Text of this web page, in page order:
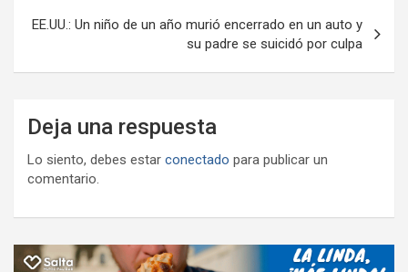
entradas
EE.UU.: Un niño de un año murió encerrado en un auto y
su padre se suicidó por culpa
Deja una respuesta
Lo siento, debes estar conectado para publicar un
comentario.